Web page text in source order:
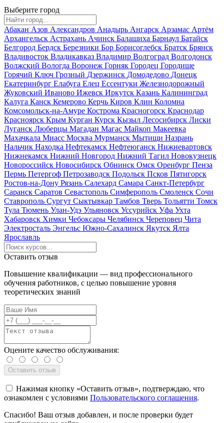
Выберите город
Абакан Азов Александров Анадырь Ангарск Арзамас Артём
Архангельск Астрахань Ачинск Балашиха Барнаул Батайск
Белгород Бердск Березники Бор Борисоглебск Братск Брянск
Владивосток Владикавказ Владимир Волгоград Волгодонск
Волжский Вологда Воронеж Горняк Городец Городище
Горячий Ключ Грозный Дзержинск Домодедово Донецк
Екатеринбург Елабуга Елец Ессентуки Железнодорожный
Жуковский Иваново Ижевск Иркутск Казань Калининград
Калуга Канск Кемерово Керчь Киров Клин Коломна
Комсомольск-на-Амуре Кострома Красногорск Краснодар
Красноярск Крым Курган Курск Кызыл Лесосибирск Лиски
Луганск Люберцы Магадан Магас Майкоп Макеевка
Махачкала Миасс Москва Мурманск Мытищи Назрань
Нальчик Находка Нефтекамск Нефтеюганск Нижневартовск
Нижнекамск Нижний Новгород Нижний Тагил Новокузнецк
Новороссийск Новосибирск Обнинск Омск Оренбург Пенза
Пермь Петергоф Петрозаводск Подольск Псков Пятигорск
Ростов-на-Дону Рязань Салехард Самара Санкт-Петербург
Саранск Саратов Севастополь Симферополь Смоленск Сочи
Ставрополь Сургут Сыктывкар Тамбов Тверь Тольятти Томск
Тула Тюмень Улан-Удэ Ульяновск Уссурийск Уфа Ухта
Хабаровск Химки Чебоксары Челябинск Череповец Чита
Электросталь Энгельс Южно-Сахалинск Якутск Ялта
Ярославль
Оставить отзыв
Повышение квалификации — вид профессионального
обучения работников, с целью повышение уровня
теоретических знаний
Оцените качество обслуживания:
Нажимая кнопку «Оставить отзыв», подтверждаю, что
ознакомлен с условиями Пользовательского соглашения.
Спасибо! Ваш отзыв добавлен, и после проверки будет